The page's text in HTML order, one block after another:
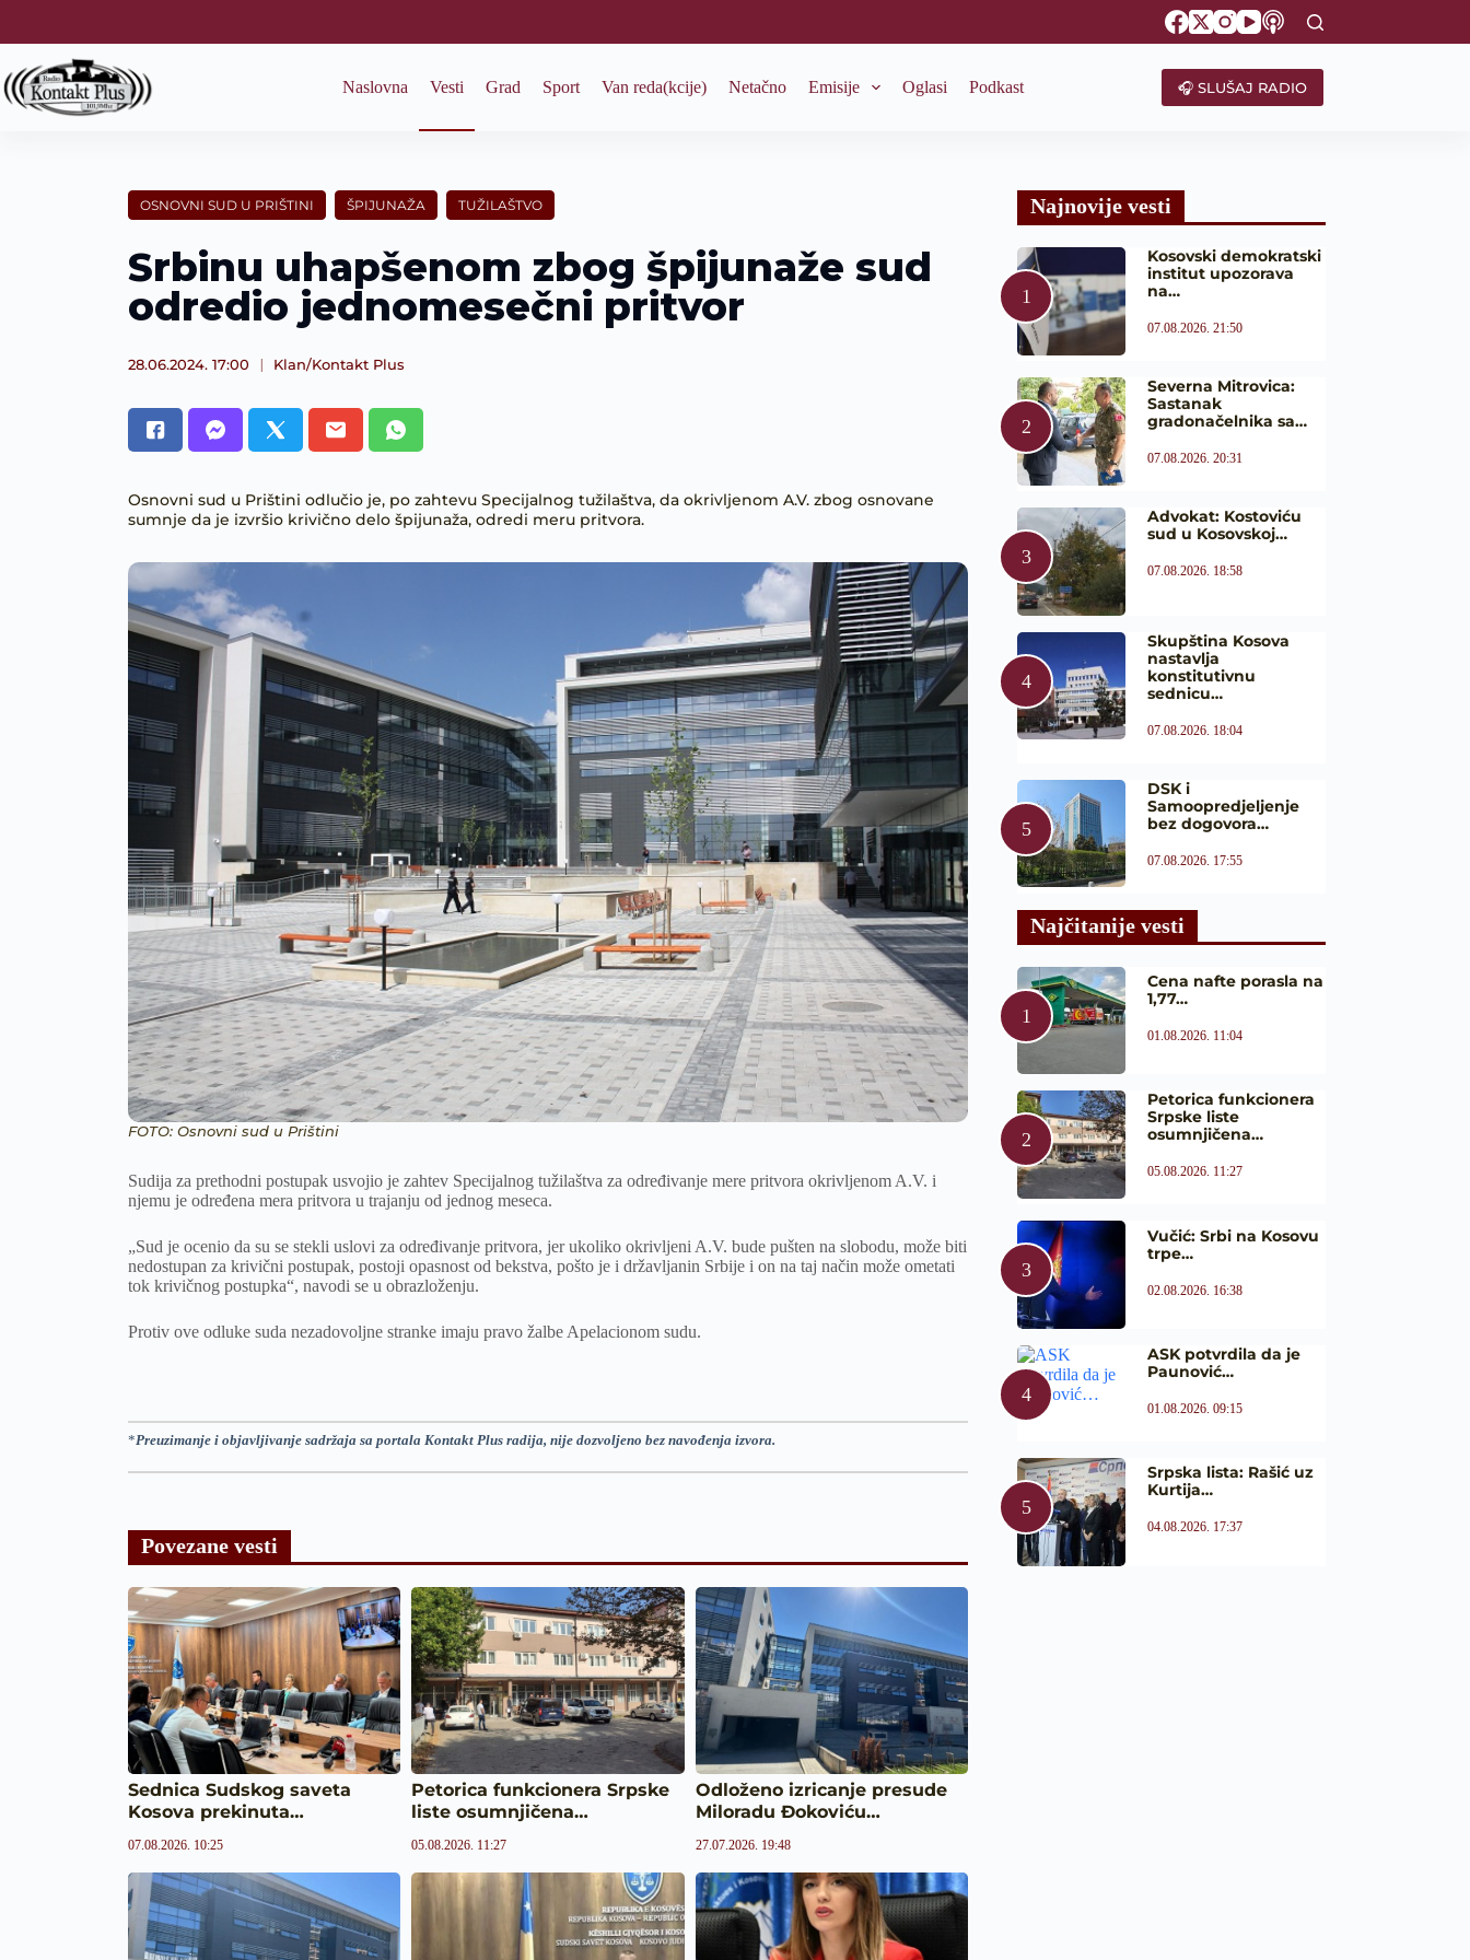
k
p
t
Naslovna Vesti Grad Sport Van reda(kcije) Netačno Emisije Oglasi Podkast 🎧 SLUŠAJ RADIO
OSNOVNI SUD U PRIŠTINI ŠPIJUNAŽA TUŽILAŠTVO
Srbinu uhapšenom zbog špijunaže sud
odredio jednomesečni pritvor
28.06.2024. 17:00 Klan/Kontakt Plus
Osnovni sud u Prištini odlučio je, po zahtevu Specijalnog tužilaštva, da okrivljenom A.V. zbog osnovane
sumnje da je izvršio krivično delo špijunaža, odredi meru pritvora.
FOTO: Osnovni sud u Prištini
Sudija za prethodni postupak usvojio je zahtev Specijalnog tužilaštva za određivanje mere pritvora okrivljenom A.V. i
njemu je određena mera pritvora u trajanju od jednog meseca.
„Sud je ocenio da su se stekli uslovi za određivanje pritvora, jer ukoliko okrivljeni A.V. bude pušten na slobodu, može biti
nedostupan za krivični postupak, postoji opasnost od bekstva, pošto je i državljanin Srbije i on na taj način može ometati
tok krivičnog postupka“, navodi se u obrazloženju.
Protiv ove odluke suda nezadovoljne stranke imaju pravo žalbe Apelacionom sudu.
*Preuzimanje i objavljivanje sadržaja sa portala Kontakt Plus radija, nije dozvoljeno bez navođenja izvora.
Povezane vesti
Sednica Sudskog saveta
Kosova prekinuta…
07.08.2026. 10:25
Petorica funkcionera Srpske
liste osumnjičena…
05.08.2026. 11:27
Odloženo izricanje presude
Miloradu Đokoviću…
27.07.2026. 19:48
Najnovije vesti
Kosovski demokratski
institut upozorava
na…
07.08.2026. 21:50
Severna Mitrovica:
Sastanak
gradonačelnika sa…
07.08.2026. 20:31
Advokat: Kostoviću
sud u Kosovskoj…
07.08.2026. 18:58
Skupština Kosova
nastavlja
konstitutivnu
sednicu…
07.08.2026. 18:04
DSK i
Samoopredjeljenje
bez dogovora…
07.08.2026. 17:55
Najčitanije vesti
Cena nafte porasla na
1,77…
01.08.2026. 11:04
Petorica funkcionera
Srpske liste
osumnjičena…
05.08.2026. 11:27
Vučić: Srbi na Kosovu
trpe…
02.08.2026. 16:38
ASK potvrdila da je
Paunović…
01.08.2026. 09:15
Srpska lista: Rašić uz
Kurtija…
04.08.2026. 17:37